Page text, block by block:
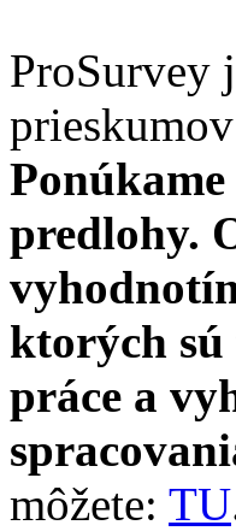
ProSurvey
predlohy.
ktorých
práce a
môžete: TU